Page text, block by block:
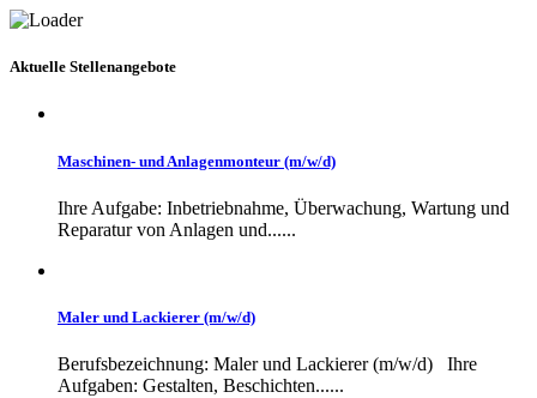
Aktuelle Stellenangebote
Maschinen- und Anlagenmonteur (m/w/d)
Ihre Aufgabe: Inbetriebnahme, Überwachung, Wartung und
Reparatur von Anlagen und......
Maler und Lackierer (m/w/d)
Berufsbezeichnung: Maler und Lackierer (m/w/d) Ihre
Aufgaben: Gestalten, Beschichten......